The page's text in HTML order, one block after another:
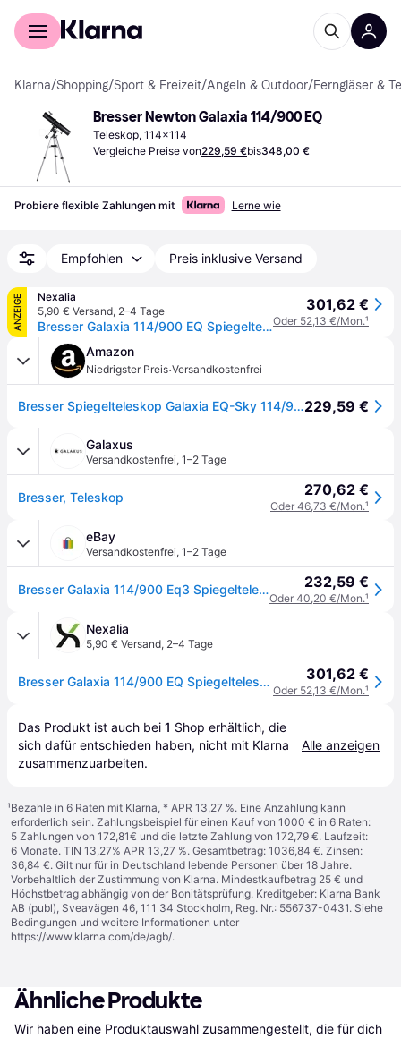
Für Shopper
Klarna/Shopping/Sport & Freizeit/Angeln & Outdoor/Ferngläser &
Bresser Newton Galaxia 114/900 EQ
Teleskop, 114x114
Vergleiche Preise von229,59 €bis348,00 €
Probiere flexible Zahlungen mit Lerne wie
Empfohlen Preis inklusive Versand
ANZEIGE
Nexalia
5,90 € Versand, 2–4 Tage
Bresser Galaxia 114/900 EQ Spiegelteleskop carbon design
301,62 €
Oder 52,13 €/Mon.¹
Amazon
Niedrigster Preis·Versandkostenfrei
Bresser Spiegelteleskop Galaxia EQ-Sky 114/900 mit Smartphone Kamera Adapter und hochwertigem Objektiv-Sonnenfilter, inklusive Montierung, Stativ und Zubehör229,59 €
Galaxus
Versandkostenfrei, 1–2 Tage
Bresser, Teleskop 270,62 €
Oder 46,73 €/Mon.¹
eBay
Versandkostenfrei, 1–2 Tage
Bresser Galaxia 114/900 Eq3 Spiegelteleskop Mit Smartphone-adapter & Sonnenfilte 232,59 €
Oder 40,20 €/Mon.¹
Nexalia
5,90 € Versand, 2–4 Tage
Bresser Galaxia 114/900 EQ Spiegelteleskop carbon design 301,62 €
Oder 52,13 €/Mon.¹
Das Produkt ist auch bei 1 Shop erhältlich, die
sich dafür entschieden haben, nicht mit Klarna
zusammenzuarbeiten.
Alle anzeigen
¹Bezahle in 6 Raten mit Klarna, * APR 13,27 %. Eine Anzahlung kann
erforderlich sein. Zahlungsbeispiel für einen Kauf von 1000 € in 6 Raten:
5 Zahlungen von 172,81€ und die letzte Zahlung von 172,79 €. Laufzeit:
6 Monate. TIN 13,27% APR 13,27 %. Gesamtbetrag: 1036,84 €. Zinsen:
36,84 €. Gilt nur für in Deutschland lebende Personen über 18 Jahre.
Vorbehaltlich der Zustimmung von Klarna. Mindestkaufbetrag 25 € und
Höchstbetrag abhängig von der Bonitätsprüfung. Kreditgeber: Klarna Bank
AB (publ), Sveavägen 46, 111 34 Stockholm, Reg. Nr.: 556737-0431. Siehe
Bedingungen und weitere Informationen unter
https://www.klarna.com/de/agb/.
Ähnliche Produkte
Wir haben eine Produktauswahl zusammengestellt, die für dich